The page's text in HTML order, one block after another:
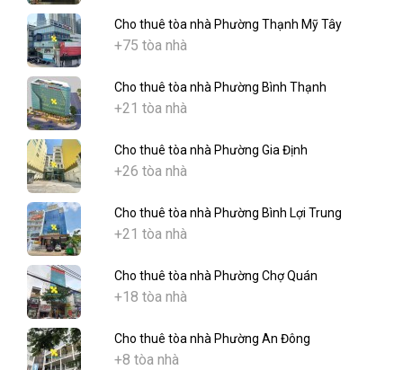
Cho thuê tòa nhà Phường Thạnh Mỹ Tây
+75 tòa nhà
Cho thuê tòa nhà Phường Bình Thạnh
+21 tòa nhà
Cho thuê tòa nhà Phường Gia Định
+26 tòa nhà
Cho thuê tòa nhà Phường Bình Lợi Trung
+21 tòa nhà
Cho thuê tòa nhà Phường Chợ Quán
+18 tòa nhà
Cho thuê tòa nhà Phường An Đông
+8 tòa nhà